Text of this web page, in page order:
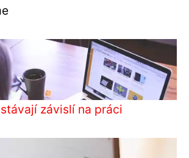
závislí na práci